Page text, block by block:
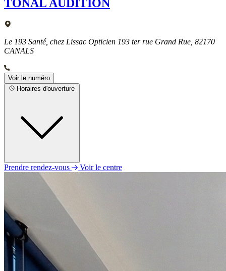
TONAL AUDITION
Le 193 Santé, chez Lissac Opticien 193 ter rue Grand Rue, 82170
CANALS
Voir le numéro
Horaires d'ouverture
09h00 - 12h30
14h00 - 18h00
Mercredi
09h00 - 12h30
14h00 - 18h00
Jeudi
09h00 - 12h30
14h00 - 17h30
Prendre rendez-vous Voir le centre